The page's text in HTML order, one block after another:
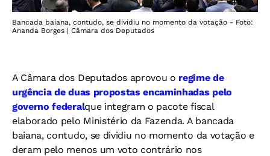
Bancada baiana, contudo, se dividiu no momento da votação - Foto:
Ananda Borges | Câmara dos Deputados
A Câmara dos Deputados aprovou o regime de
urgência de duas propostas encaminhadas pelo
governo federalque integram o pacote fiscal
elaborado pelo Ministério da Fazenda. A bancada
baiana, contudo, se dividiu no momento da votação e
deram pelo menos um voto contrário nos